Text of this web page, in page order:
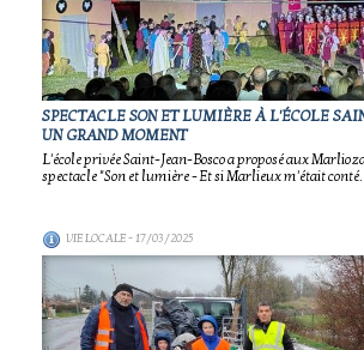
SPECTACLE SON ET LUMIÈRE À L'ÉCOLE
UN GRAND MOMENT
L'école privée Saint-Jean-Bosco a proposé aux
spectacle "Son et lumière - Et si Marlieux m'était conté.
VIE LOCALE- 17/03/2025